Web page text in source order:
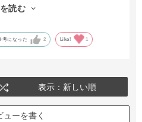
ではかばんの中で水滴が気になる
読む
考になった 2 Like! 1
表示：新しい順
ューを書く